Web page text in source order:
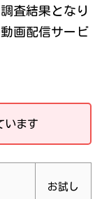
査結果となり
画配信サービ
います
お試し